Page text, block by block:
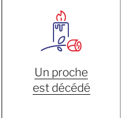
Un proche
est décédé